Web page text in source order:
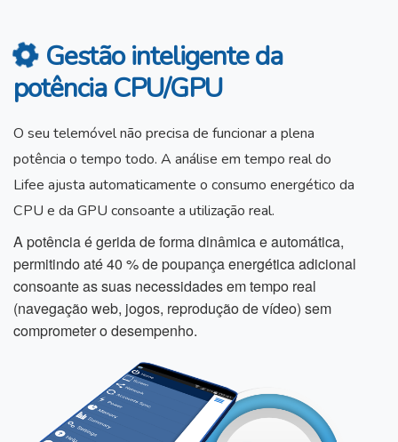
Gestão inteligente da
potência CPU/GPU
O seu telemóvel não precisa de funcionar a plena
potência o tempo todo. A análise em tempo real do
Lifee ajusta automaticamente o consumo energético da
CPU e da GPU consoante a utilização real.
A potência é gerida de forma dinâmica e automática,
permitindo até 40 % de poupança energética adicional
consoante as suas necessidades em tempo real
(navegação web, jogos, reprodução de vídeo) sem
comprometer o desempenho.